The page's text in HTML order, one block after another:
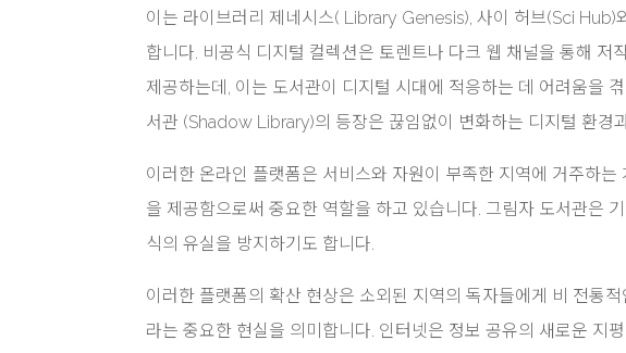
이는 라이브러리 제네시스( Library Genesis), 사이 허브(Sci Hub)
합니다. 비공식 디지털 컬렉션은 토렌트나 다크 웹 채널을 통해
제공하는데, 이는 도서관이 디지털 시대에 적응하는 데 어려움을
서관 (Shadow Library)의 등장은 끊임없이 변화하는 디지털 환경
이러한 온라인 플랫폼은 서비스와 자원이 부족한 지역에 거주하
을 제공함으로써 중요한 역할을 하고 있습니다. 그림자 도서관은
식의 유실을 방지하기도 합니다.
이러한 플랫폼의 확산 현상은 소외된 지역의 독자들에게 비 전통
라는 중요한 현실을 의미합니다. 인터넷은 정보 공유의 새로운 지